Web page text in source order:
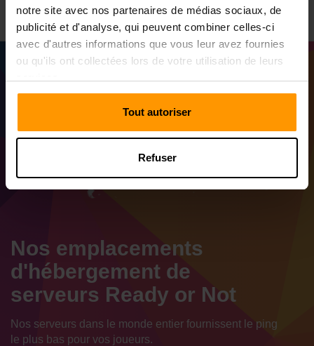
notre site avec nos partenaires de médias sociaux, de
publicité et d'analyse, qui peuvent combiner celles-ci
avec d'autres informations que vous leur avez fournies
ou qu'ils ont collectées lors de votre utilisation de leurs
Tout autoriser
Refuser
Nos emplacements
d'hébergement de
serveurs Ready or Not
Nos serveurs dans le monde entier fournissent le ping
le plus bas pour vos joueurs.